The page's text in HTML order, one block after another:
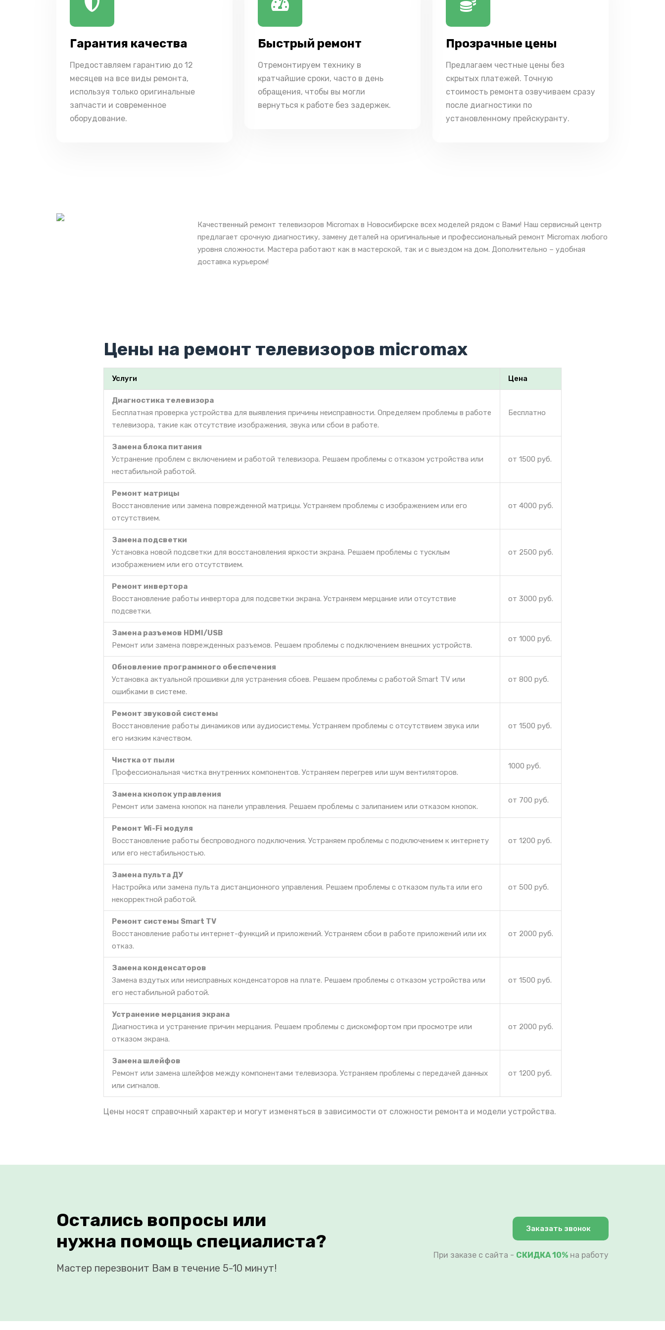
Гарантия качества
Предоставляем гарантию до 12
месяцев на все виды ремонта,
используя только оригинальные
запчасти и современное
оборудование.
Быстрый ремонт
Отремонтируем технику в
кратчайшие сроки, часто в день
обращения, чтобы вы могли
вернуться к работе без задержек.
Прозрачные цены
Предлагаем честные цены без
скрытых платежей. Точную
стоимость ремонта озвучиваем сразу
после диагностики по
установленному прейскуранту.
Качественный ремонт телевизоров Micromax в Новосибирске всех моделей рядом с Вами! Наш сервисный центр
предлагает срочную диагностику, замену деталей на оригинальные и профессиональный ремонт Micromax любого
уровня сложности. Мастера работают как в мастерской, так и с выездом на дом. Дополнительно – удобная
доставка курьером!
Цены на ремонт телевизоров micromax
Услуги Цена
Диагностика телевизора
Бесплатная проверка устройства для выявления причины неисправности. Определяем проблемы в работе
телевизора, такие как отсутствие изображения, звука или сбои в работе.
Бесплатно
Замена блока питания
Устранение проблем с включением и работой телевизора. Решаем проблемы с отказом устройства или
нестабильной работой.
от 1500 руб.
Ремонт матрицы
Восстановление или замена поврежденной матрицы. Устраняем проблемы с изображением или его
отсутствием.
от 4000 руб.
Замена подсветки
Установка новой подсветки для восстановления яркости экрана. Решаем проблемы с тусклым
изображением или его отсутствием.
от 2500 руб.
Ремонт инвертора
Восстановление работы инвертора для подсветки экрана. Устраняем мерцание или отсутствие
подсветки.
от 3000 руб.
Замена разъемов HDMI/USB
Ремонт или замена поврежденных разъемов. Решаем проблемы с подключением внешних устройств.
от 1000 руб.
Обновление программного обеспечения
Установка актуальной прошивки для устранения сбоев. Решаем проблемы с работой Smart TV или
ошибками в системе.
от 800 руб.
Ремонт звуковой системы
Восстановление работы динамиков или аудиосистемы. Устраняем проблемы с отсутствием звука или
его низким качеством.
от 1500 руб.
Чистка от пыли
Профессиональная чистка внутренних компонентов. Устраняем перегрев или шум вентиляторов.
1000 руб.
Замена кнопок управления
Ремонт или замена кнопок на панели управления. Решаем проблемы с залипанием или отказом кнопок.
от 700 руб.
Ремонт Wi-Fi модуля
Восстановление работы беспроводного подключения. Устраняем проблемы с подключением к интернету
или его нестабильностью.
от 1200 руб.
Замена пульта ДУ
Настройка или замена пульта дистанционного управления. Решаем проблемы с отказом пульта или его
некорректной работой.
от 500 руб.
Ремонт системы Smart TV
Восстановление работы интернет-функций и приложений. Устраняем сбои в работе приложений или их
отказ.
от 2000 руб.
Замена конденсаторов
Замена вздутых или неисправных конденсаторов на плате. Решаем проблемы с отказом устройства или
его нестабильной работой.
от 1500 руб.
Устранение мерцания экрана
Диагностика и устранение причин мерцания. Решаем проблемы с дискомфортом при просмотре или
отказом экрана.
от 2000 руб.
Замена шлейфов
Ремонт или замена шлейфов между компонентами телевизора. Устраняем проблемы с передачей данных
или сигналов.
от 1200 руб.
Цены носят справочный характер и могут изменяться в зависимости от сложности ремонта и модели устройства.
Остались вопросы или
нужна помощь специалиста?
Мастер перезвонит Вам в течение 5-10 минут!
Заказать звонок
При заказе с сайта - СКИДКА 10% на работу